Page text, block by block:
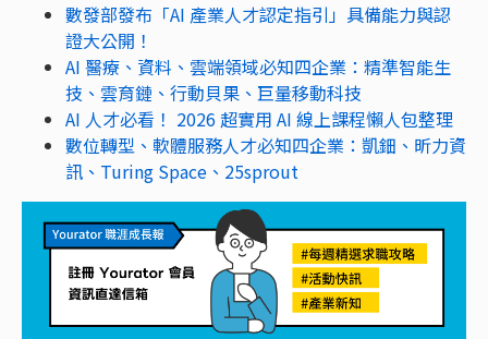
數發部發布「AI 產業人才認定指引」具備能力與認
證大公開！
AI 醫療、資料、雲端領域必知四企業：精準智能生
技、雲育鏈、行動貝果、巨量移動科技
AI 人才必看！ 2026 超實用 AI 線上課程懶人包整理
數位轉型、軟體服務人才必知四企業：凱鈿、昕力資
訊、Turing Space、25sprout